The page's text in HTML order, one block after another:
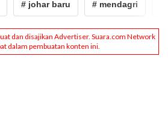
# johar baru # mendagri